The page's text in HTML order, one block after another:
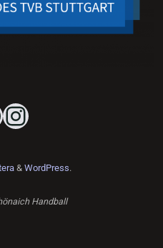
Instagram
& WordPress.
Handball